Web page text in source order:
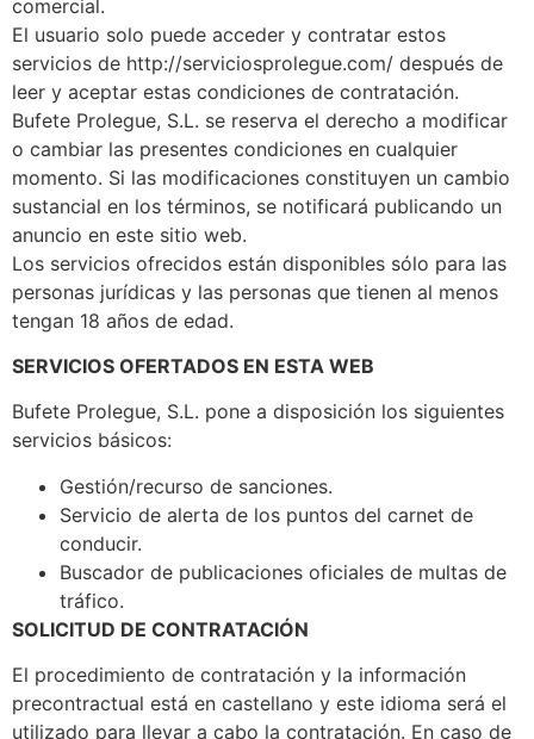
comercial.
El usuario solo puede acceder y contratar estos
servicios de http://serviciosprolegue.com/ después de
leer y aceptar estas condiciones de contratación.
Bufete Prolegue, S.L. se reserva el derecho a modificar
o cambiar las presentes condiciones en cualquier
momento. Si las modificaciones constituyen un cambio
sustancial en los términos, se notificará publicando un
anuncio en este sitio web.
Los servicios ofrecidos están disponibles sólo para las
personas jurídicas y las personas que tienen al menos
tengan 18 años de edad.
SERVICIOS OFERTADOS EN ESTA WEB
Bufete Prolegue, S.L. pone a disposición los siguientes
servicios básicos:
Gestión/recurso de sanciones.
Servicio de alerta de los puntos del carnet de
conducir.
Buscador de publicaciones oficiales de multas de
tráfico.
SOLICITUD DE CONTRATACIÓN
El procedimiento de contratación y la información
precontractual está en castellano y este idioma será el
utilizado para llevar a cabo la contratación. En caso de